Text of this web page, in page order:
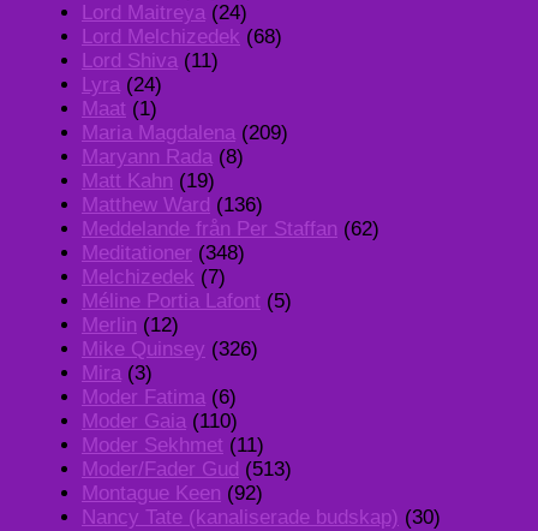
Lord Maitreya (24)
Lord Melchizedek (68)
Lord Shiva (11)
Lyra (24)
Maat (1)
Maria Magdalena (209)
Maryann Rada (8)
Matt Kahn (19)
Matthew Ward (136)
Meddelande från Per Staffan (62)
Meditationer (348)
Melchizedek (7)
Méline Portia Lafont (5)
Merlin (12)
Mike Quinsey (326)
Mira (3)
Moder Fatima (6)
Moder Gaia (110)
Moder Sekhmet (11)
Moder/Fader Gud (513)
Montague Keen (92)
Nancy Tate (kanaliserade budskap) (30)